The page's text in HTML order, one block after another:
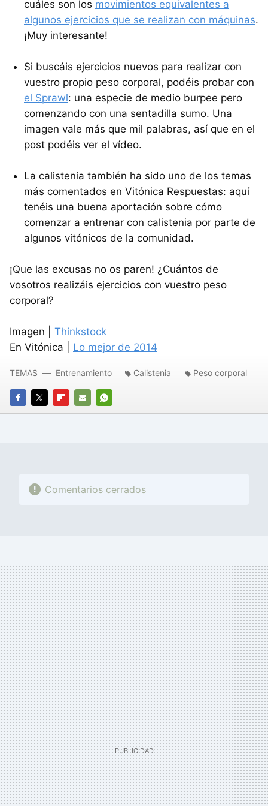
cuáles son los movimientos equivalentes a
algunos ejercicios que se realizan con máquinas.
¡Muy interesante!
Si buscáis ejercicios nuevos para realizar con
vuestro propio peso corporal, podéis probar con
el Sprawl: una especie de medio burpee pero
comenzando con una sentadilla sumo. Una
imagen vale más que mil palabras, así que en el
post podéis ver el vídeo.
La calistenia también ha sido uno de los temas
más comentados en Vitónica Respuestas: aquí
tenéis una buena aportación sobre cómo
comenzar a entrenar con calistenia por parte de
algunos vitónicos de la comunidad.
¡Que las excusas no os paren! ¿Cuántos de
vosotros realizáis ejercicios con vuestro peso
corporal?
Imagen | Thinkstock
En Vitónica | Lo mejor de 2014
FACEBOOK
TWITTERFLIPBOARD
E-
WHATSAPP
TEMAS Entrenamiento Calistenia Peso corporal
Comentarios cerrados